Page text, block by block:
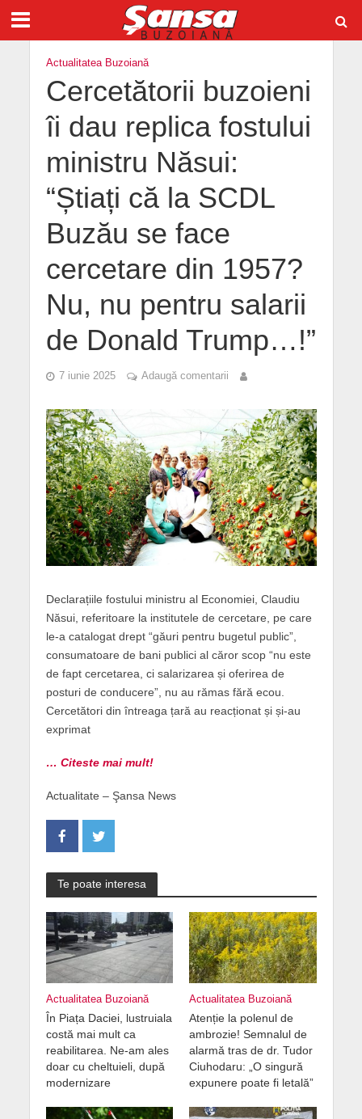
Actualitatea Buzoiană
Cercetătorii buzoieni
îi dau replica fostului
ministru Năsui:
“Știați că la SCDL
Buzău se face
cercetare din 1957?
Nu, nu pentru salarii
de Donald Trump…!”
7 iunie 2025 Adaugă comentarii
Declarațiile fostului ministru al Economiei, Claudiu
Năsui, referitoare la institutele de cercetare, pe care
le-a catalogat drept “găuri pentru bugetul public”,
consumatoare de bani publici al căror scop “nu este
de fapt cercetarea, ci salarizarea și oferirea de
posturi de conducere”, nu au rămas fără ecou.
Cercetători din întreaga țară au reacționat și și-au
exprimat
… Citeste mai mult!
Actualitate – Şansa News
Te poate interesa
Actualitatea Buzoiană
În Piața Daciei, lustruiala
costă mai mult ca
reabilitarea. Ne-am ales
doar cu cheltuieli, după
modernizare
Actualitatea Buzoiană
Atenție la polenul de
ambrozie! Semnalul de
alarmă tras de dr. Tudor
Ciuhodaru: „O singură
expunere poate fi letală”